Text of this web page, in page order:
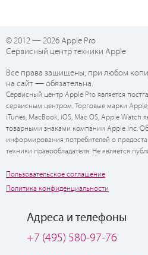
© 2012 — 2026 Apple Pro
Сервисный центр техники Apple
Все права защищены, при любом
на сайт — обязательна.
Сервисный центр Apple Pro является
сервисным центром. Торговые марки
iTunes, MacBook, iOS, Mac OS, Apple Watch
товарными знаками компании Apple Inc.
информирования потребителей о
техники правообладателя. Не является
Пользовательское соглашение
Политика конфиденциальности
Адреса и телефоны
+7 (495) 580-97-76